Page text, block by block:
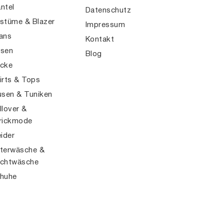
& Blazer
& Tops
& Tuniken
&
&
Datenschutz
Impressum
Kontakt
Blog